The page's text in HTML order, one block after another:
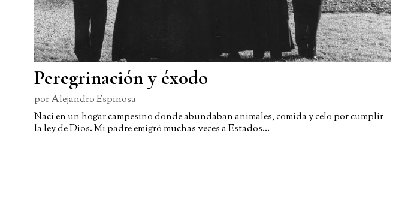
Peregrinación y éxodo
porAlejandro Espinosa
Nací en un hogar campesino donde abundaban animales, comida y celo por cumplir
la ley de Dios. Mi padre emigró muchas veces a Estados…